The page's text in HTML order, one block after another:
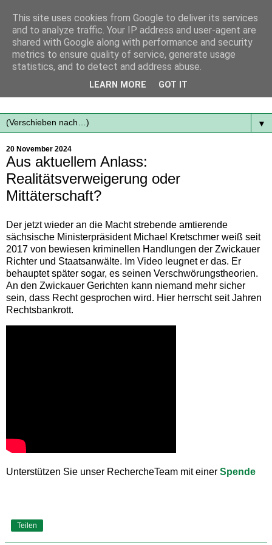
Mit frischen Themen aus der Region immer auf dem
▼
20 November 2024
Aus aktuellem Anlass:
Realitätsverweigerung oder
Mittäterschaft?
Der jetzt wieder an die Macht strebende amtierende
sächsische Ministerpräsident Michael Kretschmer weiß seit
2017 von bewiesen kriminellen Handlungen der Zwickauer
Richter und Staatsanwälte. Im Video leugnet er das. Er
behauptet später sogar, es seinen Verschwörungstheorien.
An den Zwickauer Gerichten kann niemand mehr sicher
sein, dass Recht gesprochen wird. Hier herrscht seit Jahren
Rechtsbankrott.
Unterstützen Sie unser RechercheTeam mit einer Spende
Teilen
This site uses cookies from Google to deliver its services
and to analyze traffic. Your IP address and user-agent are
shared with Google along with performance and security
metrics to ensure quality of service, generate usage
statistics, and to detect and address abuse.
LEARN MORE GOT IT